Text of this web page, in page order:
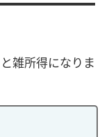
雑所得になりま